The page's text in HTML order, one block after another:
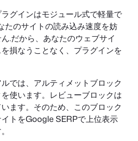
グインはモジュール式で軽量で
たのサイトの読み込み速度を妨
.だから、あなたのウェブサイ
損なうことなく、プラグインを
では、アルティメットブロック
使います。レビューブロックは
ます。そのため、このブロック
トをGoogle SERPで上位表示